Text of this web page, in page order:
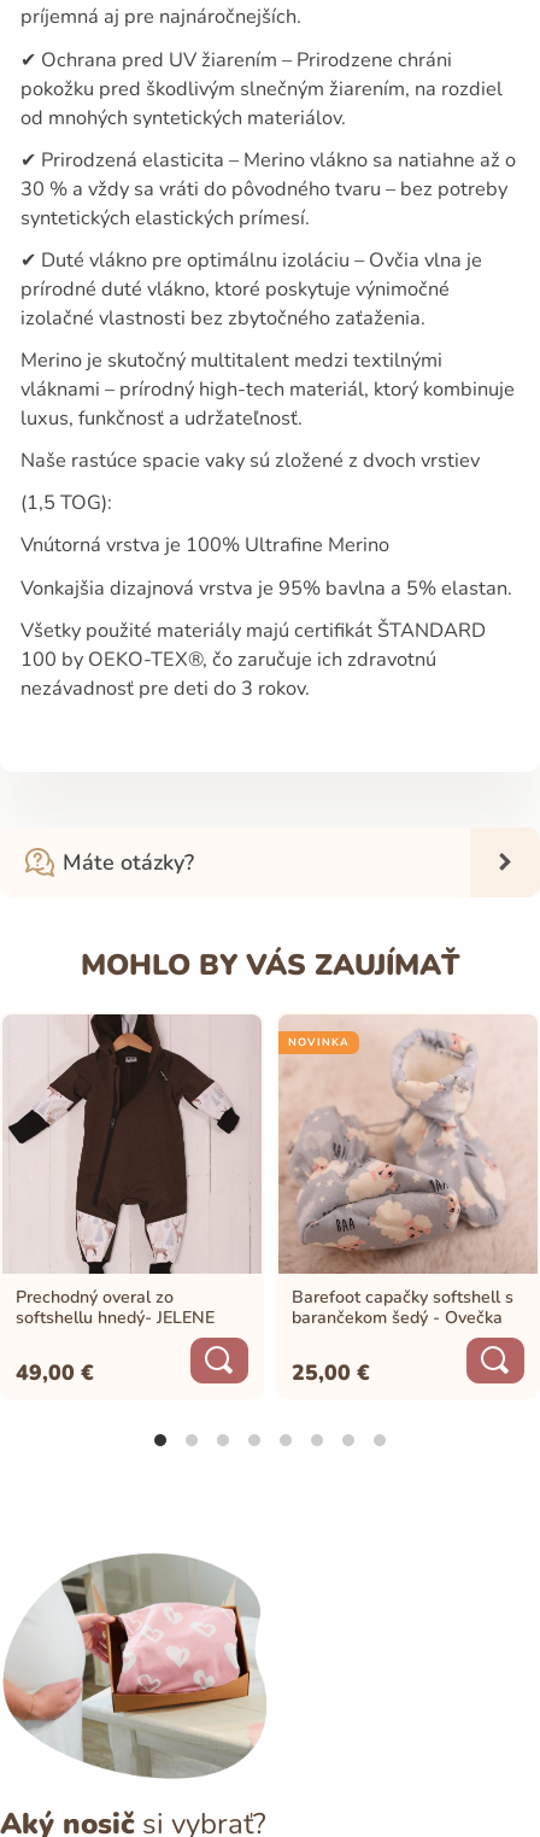
príjemná aj pre najnáročnejších.
✔ Ochrana pred UV žiarením – Prirodzene chráni
pokožku pred škodlivým slnečným žiarením, na rozdiel
od mnohých syntetických materiálov.
✔ Prirodzená elasticita – Merino vlákno sa natiahne až o
30 % a vždy sa vráti do pôvodného tvaru – bez potreby
syntetických elastických prímesí.
✔ Duté vlákno pre optimálnu izoláciu – Ovčia vlna je
prírodné duté vlákno, ktoré poskytuje výnimočné
izolačné vlastnosti bez zbytočného zaťaženia.
Merino je skutočný multitalent medzi textilnými
vláknami – prírodný high-tech materiál, ktorý kombinuje
luxus, funkčnosť a udržateľnosť.
Naše rastúce spacie vaky sú zložené z dvoch vrstiev
(1,5 TOG):
Vnútorná vrstva je 100% Ultrafine Merino
Vonkajšia dizajnová vrstva je 95% bavlna a 5% elastan.
Všetky použité materiály majú certifikát ŠTANDARD
100 by OEKO-TEX®, čo zaručuje ich zdravotnú
nezávadnosť pre deti do 3 rokov.
Máte otázky?
MOHLO BY VÁS ZAUJÍMAŤ
Prechodný overal zo
softshellu hnedý- JELENE
49,00€
NOVINKA
Barefoot capačky softshell s
barančekom šedý - Ovečka
25,00€
Aký nosič si vybrať?